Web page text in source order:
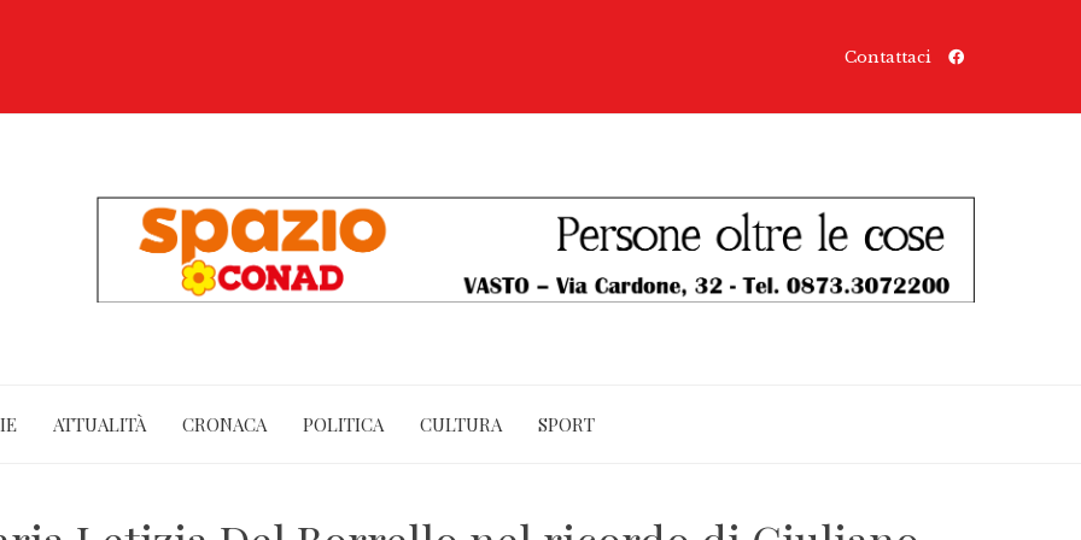
Contattaci
ATTUALITÀ CRONACA POLITICA CULTURA SPORT